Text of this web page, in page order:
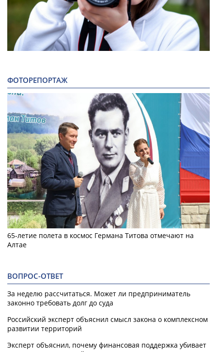
ФОТОРЕПОРТАЖ
65-летие полета в космос Германа Титова отмечают на
Алтае
ВОПРОС-ОТВЕТ
За неделю рассчитаться. Может ли предприниматель
законно требовать долг до суда
Российский эксперт объяснил смысл закона о комплексном
развитии территорий
Эксперт объяснил, почему финансовая поддержка убивает